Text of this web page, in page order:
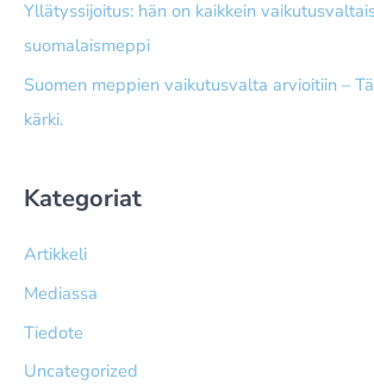
Yllätyssijoitus: hän on kaikkein
suomalaismeppi
Suomen meppien vaikutusvalta arvioitiin –
kärki.
Kategoriat
Artikkeli
Mediassa
Tiedote
Uncategorized